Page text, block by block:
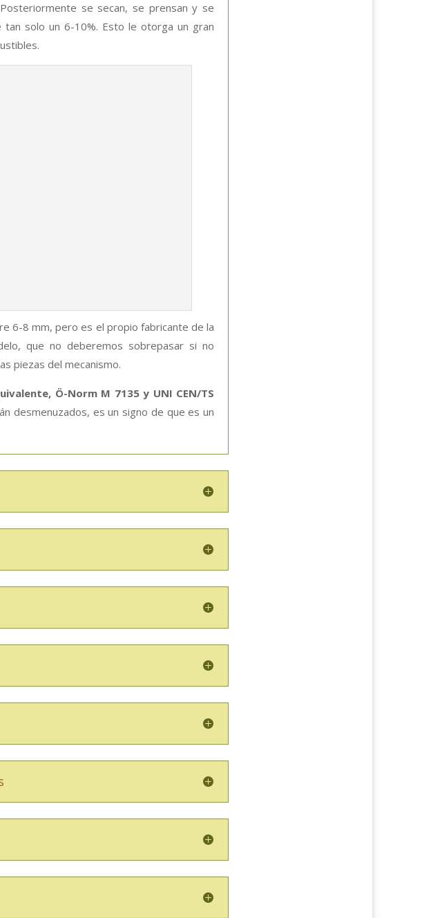
se secan, se prensan y se
solo un 6-10%. Esto le otorga un gran
6-8 mm, pero es el propio fabricante de la
que no deberemos sobrepasar si no
piezas del mecanismo.
Ö-Norm M 7135 y UNI CEN/TS
desmenuzados, es un signo de que es un